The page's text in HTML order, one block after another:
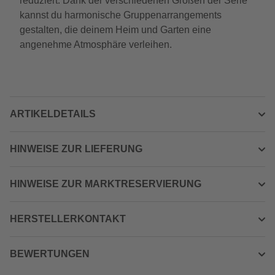
kannst du harmonische Gruppenarrangements
gestalten, die deinem Heim und Garten eine
angenehme Atmosphäre verleihen.
ARTIKELDETAILS
HINWEISE ZUR LIEFERUNG
HINWEISE ZUR MARKTRESERVIERUNG
HERSTELLERKONTAKT
BEWERTUNGEN